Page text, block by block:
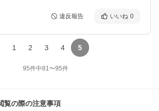
違反報告 いいね 0
1 2 3 4 5
95件中81〜95件
覧の際の注意事項